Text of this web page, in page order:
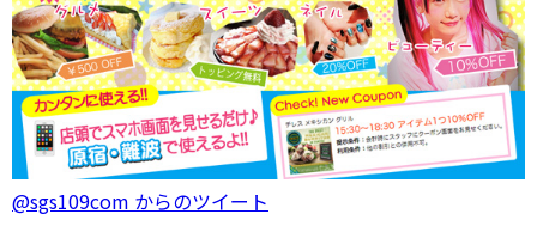
@sgs109com からのツイート